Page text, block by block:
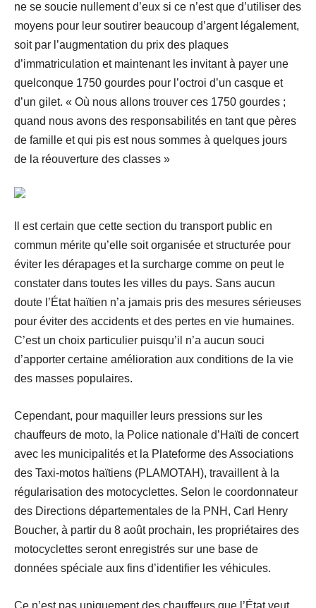
ne se soucie nullement d’eux si ce n’est que d’utiliser des
moyens pour leur soutirer beaucoup d’argent légalement,
soit par l’augmentation du prix des plaques
d’immatriculation et maintenant les invitant à payer une
quelconque 1750 gourdes pour l’octroi d’un casque et
d’un gilet. « Où nous allons trouver ces 1750 gourdes ;
quand nous avons des responsabilités en tant que pères
de famille et qui pis est nous sommes à quelques jours
de la réouverture des classes »
Il est certain que cette section du transport public en
commun mérite qu’elle soit organisée et structurée pour
éviter les dérapages et la surcharge comme on peut le
constater dans toutes les villes du pays. Sans aucun
doute l’État haïtien n’a jamais pris des mesures sérieuses
pour éviter des accidents et des pertes en vie humaines.
C’est un choix particulier puisqu’il n’a aucun souci
d’apporter certaine amélioration aux conditions de la vie
des masses populaires.
Cependant, pour maquiller leurs pressions sur les
chauffeurs de moto, la Police nationale d’Haïti de concert
avec les municipalités et la Plateforme des Associations
des Taxi-motos haïtiens (PLAMOTAH), travaillent à la
régularisation des motocyclettes. Selon le coordonnateur
des Directions départementales de la PNH, Carl Henry
Boucher, à partir du 8 août prochain, les propriétaires des
motocyclettes seront enregistrés sur une base de
données spéciale aux fins d’identifier les véhicules.
Ce n’est pas uniquement des chauffeurs que l’État veut